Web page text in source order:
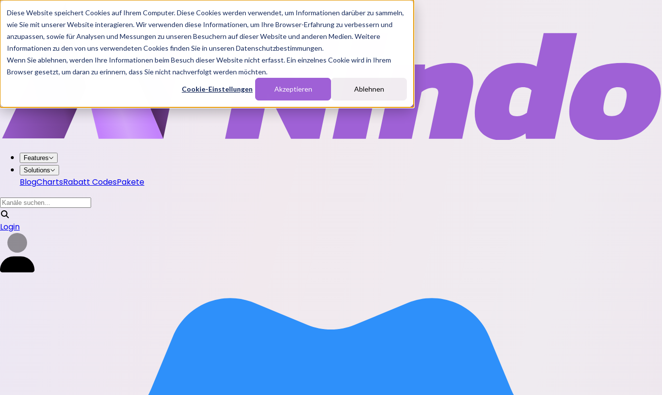
Diese Website speichert Cookies auf Ihrem Computer. Diese Cookies werden verwendet, um Informationen darüber zu sammeln,
wie Sie mit unserer Website interagieren. Wir verwenden diese Informationen, um Ihre Browser-Erfahrung zu verbessern und
anzupassen, sowie für Analysen und Messungen zu unseren Besuchern auf dieser Website und anderen Medien. Weitere
Informationen zu den von uns verwendeten Cookies finden Sie in unseren Datenschutzbestimmungen.
Wenn Sie ablehnen, werden Ihre Informationen beim Besuch dieser Website nicht erfasst. Ein einzelnes Cookie wird in Ihrem
Browser gesetzt, um daran zu erinnern, dass Sie nicht nachverfolgt werden möchten.
Cookie-Einstellungen Akzeptieren Ablehnen
Features
Solutions
BlogChartsRabatt CodesPakete
Login